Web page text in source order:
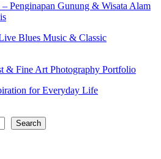
Penginapan Gunung & Wisata Alam
Blues Music & Classic
& Fine Art Photography Portfolio
for Everyday Life
Search